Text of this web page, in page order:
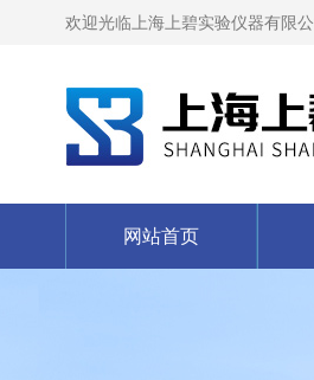
欢迎光临上海上碧实验仪器有限公
网站首页